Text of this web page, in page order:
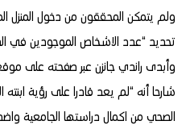
ولم يتمكن المحققون من دخول المنزل
تحديد “عدد الاشخاص الموجودين في
وأبدى راندي جانزن عبر صفحته على
شارحا أنه “لم يعد قادرا على رؤية
الصحي من اكمال دراستها الجامعية